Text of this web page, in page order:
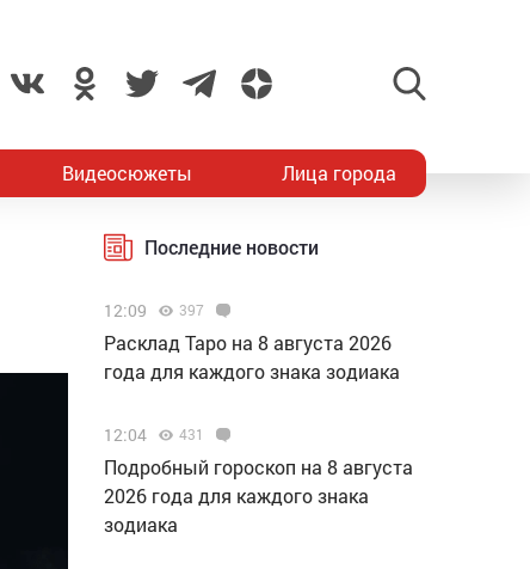
Видеосюжеты Лица города
Последние новости
12:09 397
Расклад Таро на 8 августа 2026
года для каждого знака зодиака
12:04 431
Подробный гороскоп на 8 августа
2026 года для каждого знака
зодиака